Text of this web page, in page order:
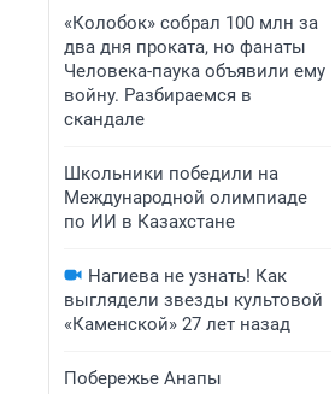
«Колобок» собрал 100 млн за
два дня проката, но фанаты
Человека-паука объявили ему
войну. Разбираемся в
скандале
Школьники победили на
Международной олимпиаде
по ИИ в Казахстане
Нагиева не узнать! Как
выглядели звезды культовой
«Каменской» 27 лет назад
Побережье Анапы